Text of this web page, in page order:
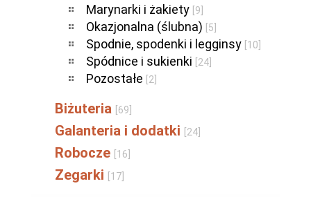
Marynarki i żakiety [9]
Okazjonalna (ślubna) [5]
Spodnie, spodenki i legginsy [10]
Spódnice i sukienki [24]
Pozostałe [2]
Biżuteria [69]
Galanteria i dodatki [24]
Robocze [16]
Zegarki [17]